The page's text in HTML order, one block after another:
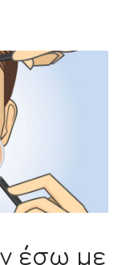
έσω με